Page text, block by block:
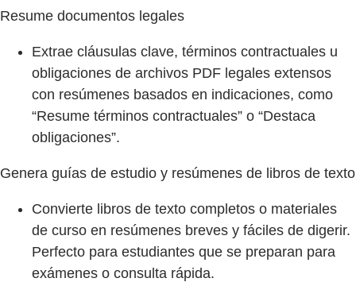
Resume documentos legales
Extrae cláusulas clave, términos contractuales u
obligaciones de archivos PDF legales extensos
con resúmenes basados en indicaciones, como
“Resume términos contractuales” o “Destaca
obligaciones”.
Genera guías de estudio y resúmenes de libros de texto
Convierte libros de texto completos o materiales
de curso en resúmenes breves y fáciles de digerir.
Perfecto para estudiantes que se preparan para
exámenes o consulta rápida.